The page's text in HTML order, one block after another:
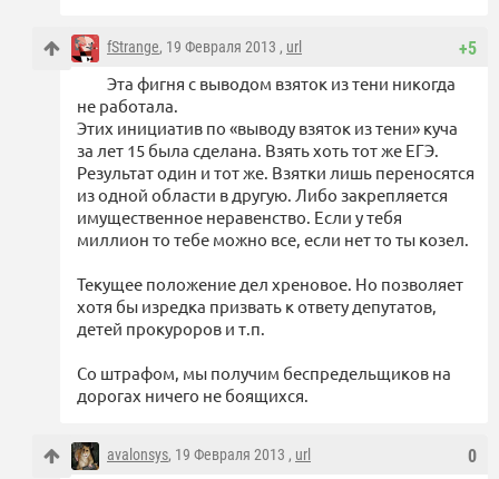
+5
fStrange, 19 Февраля 2013 , url
Эта фигня с выводом взяток из тени никогда
не работала.
Этих инициатив по «выводу взяток из тени» куча
за лет 15 была сделана. Взять хоть тот же ЕГЭ.
Результат один и тот же. Взятки лишь переносятся
из одной области в другую. Либо закрепляется
имущественное неравенство. Если у тебя
миллион то тебе можно все, если нет то ты козел.
Текущее положение дел хреновое. Но позволяет
хотя бы изредка призвать к ответу депутатов,
детей прокуроров и т.п.
Со штрафом, мы получим беспредельщиков на
дорогах ничего не боящихся.
0
avalonsys, 19 Февраля 2013 , url